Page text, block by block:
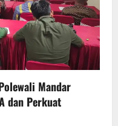
Mandar
dan Perkuat